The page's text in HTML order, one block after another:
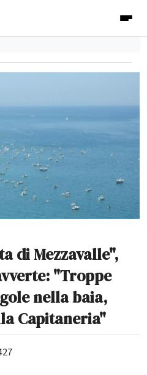
di Mezzavalle",
"Troppe
nella baia,
Capitaneria"